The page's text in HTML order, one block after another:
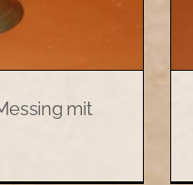
mit